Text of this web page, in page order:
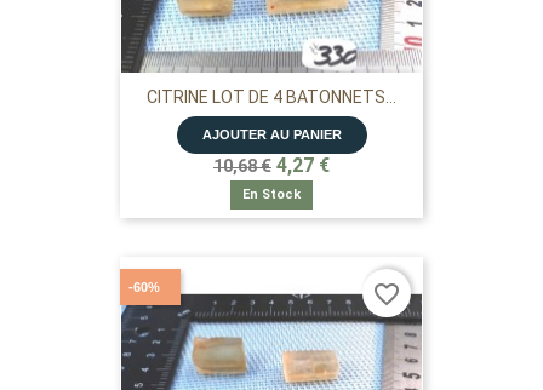
CITRINE LOT DE 4 BATONNETS...
AJOUTER AU PANIER
10,68 € 4,27 €
En Stock
-60% favorite_border